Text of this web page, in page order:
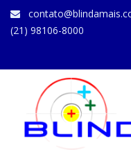
(21) 98106-8000